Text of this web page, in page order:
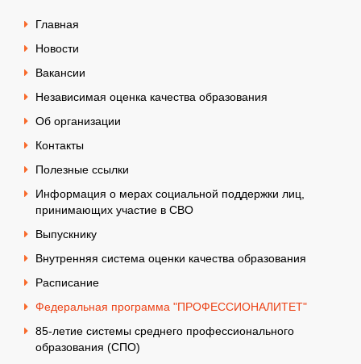
Главная
Новости
Вакансии
Независимая оценка качества образования
Об организации
Контакты
Полезные ссылки
Информация о мерах социальной поддержки лиц,
принимающих участие в СВО
Выпускнику
Внутренняя система оценки качества образования
Расписание
Федеральная программа "ПРОФЕССИОНАЛИТЕТ"
85-летие системы среднего профессионального
образования (СПО)